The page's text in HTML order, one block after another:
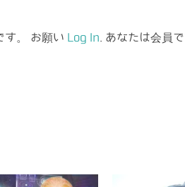
す。 お願い Log In . あなたは会員